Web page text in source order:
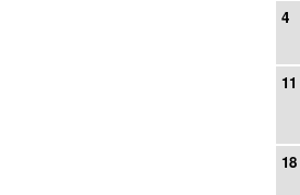
4
11
18